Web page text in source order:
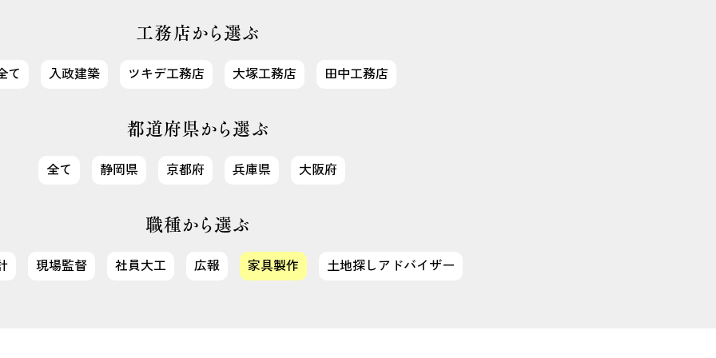
工務店から選ぶ
て 入政建築 ツキデ工務店 大塚工務店 田中工務店
都道府県から選ぶ
全て 静岡県 京都府 兵庫県 大阪府
職種から選ぶ
現場監督 社員大工 広報 家具製作 土地探しアドバイザー